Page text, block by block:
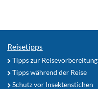
Reisetipps
Tipps zur Reisevorbereitung
Tipps während der Reise
Schutz vor Insektenstichen